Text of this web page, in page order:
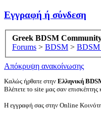
Εγγραφή ή σύνδεση
Greek BDSM
Forums > BDSM > BDSM
Απόκρυψη ανακοίνωσης
Καλώς ήρθατε στην Ελληνική
Βλέπετε το site μας σαν επισκέπτης
Η εγγραφή σας στην Online